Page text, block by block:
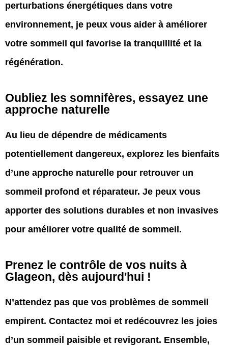
perturbations énergétiques dans votre
environnement, je peux vous aider à améliorer
votre sommeil qui favorise la tranquillité et la
régénération.
Oubliez les somnifères, essayez une
approche naturelle
Au lieu de dépendre de médicaments
potentiellement dangereux, explorez les bienfaits
d’une approche naturelle pour retrouver un
sommeil profond et réparateur. Je peux vous
apporter des solutions durables et non invasives
pour améliorer votre qualité de sommeil.
Prenez le contrôle de vos nuits à
Glageon, dès aujourd'hui !
N’attendez pas que vos problèmes de sommeil
empirent. Contactez moi et redécouvrez les joies
d’un sommeil paisible et revigorant. Ensemble,